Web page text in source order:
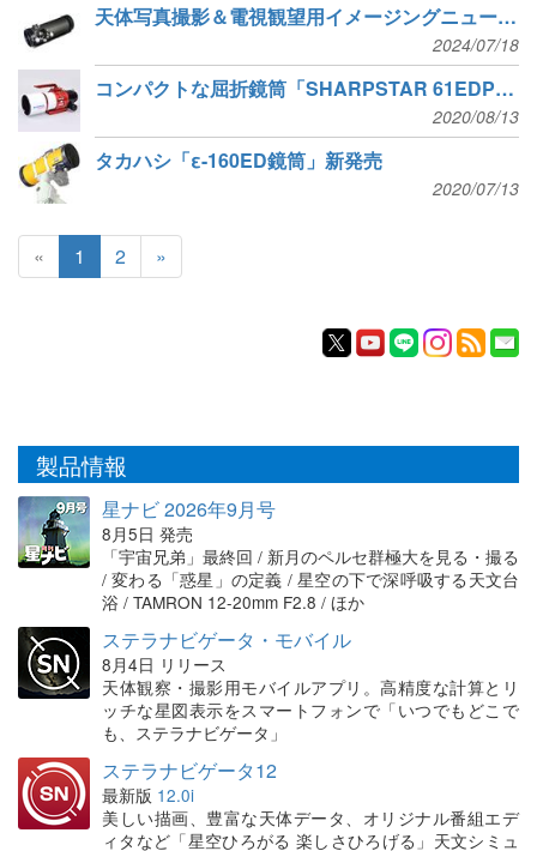
天体写真撮影＆電視観望用イメージングニュートン反射鏡筒が登場
2024/07/18
コンパクトな屈折鏡筒「SHARPSTAR 61EDPH II」新発売
2020/08/13
タカハシ「ε-160ED鏡筒」新発売
2020/07/13
« 1 2 »
製品情報
星ナビ 2026年9月号
8月5日 発売
「宇宙兄弟」最終回 / 新月のペルセ群極大を見る・撮る
/ 変わる「惑星」の定義 / 星空の下で深呼吸する天文台
浴 / TAMRON 12-20mm F2.8 / ほか
ステラナビゲータ・モバイル
8月4日 リリース
天体観察・撮影用モバイルアプリ。高精度な計算とリ
ッチな星図表示をスマートフォンで「いつでもどこで
も、ステラナビゲータ」
ステラナビゲータ12
最新版 12.0i
美しい描画、豊富な天体データ、オリジナル番組エデ
ィタなど「星空ひろがる 楽しさひろげる」天文シミュ